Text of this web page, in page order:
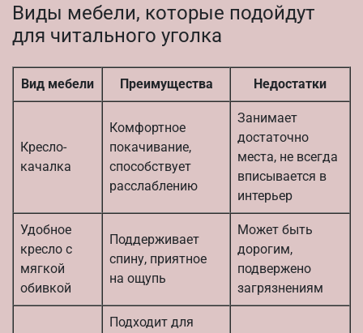
Виды мебели, которые подойдут
для читального уголка
Вид мебели Преимущества Недостатки
Кресло-
качалка
Комфортное
покачивание,
способствует
расслаблению
Занимает
достаточно
места, не всегда
вписывается в
интерьер
Удобное
кресло с
мягкой
обивкой
Поддерживает
спину, приятное
на ощупь
Может быть
дорогим,
подвержено
загрязнениям
Подходит для